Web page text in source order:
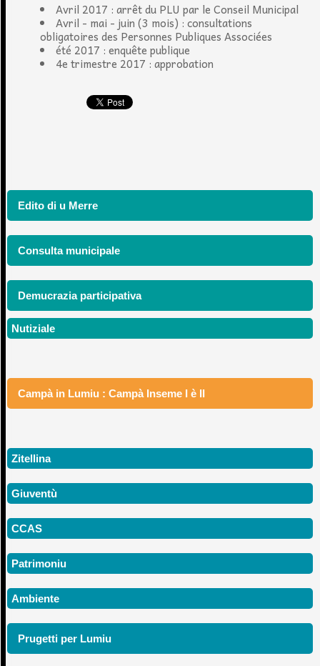
Edito di u Merre
Consulta municipale
Demucrazia participativa
Nutiziale
Campà in Lumiu : Campà Inseme I è II
Zitellina
Giuventù
CCAS
Patrimoniu
Ambiente
Prugetti per Lumiu
Avril 2017 : arrêt du PLU par le Conseil Municipal
Avril - mai - juin (3 mois) : consultations
obligatoires des Personnes Publiques Associées
été 2017 : enquête publique
4e trimestre 2017 : approbation